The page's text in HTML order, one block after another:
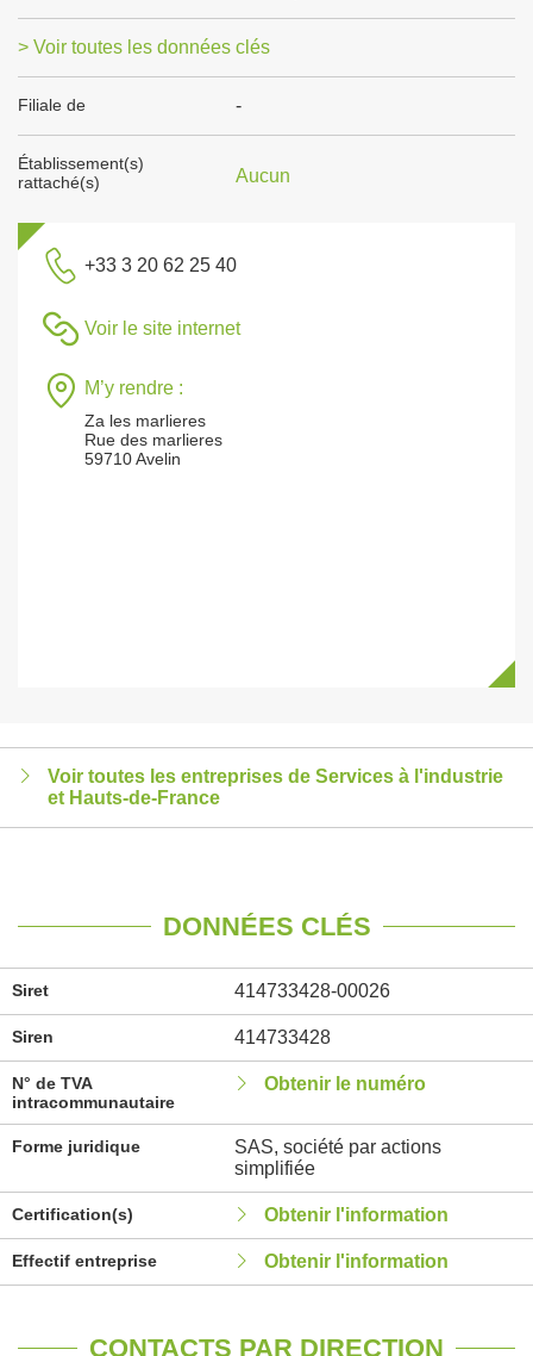
> Voir toutes les données clés
Filiale de -
Établissement(s)
rattaché(s)
Aucun
+33 3 20 62 25 40
Voir le site internet
M’y rendre :
Za les marlieres
Rue des marlieres
59710 Avelin
Voir toutes les entreprises de Services à l'industrie
et Hauts-de-France
DONNÉES CLÉS
Siret 414733428-00026
Siren 414733428
N° de TVA
intracommunautaire
Obtenir le numéro
Forme juridique
SAS, société par actions
simplifiée
Certification(s) Obtenir l'information
Effectif entreprise Obtenir l'information
CONTACTS PAR DIRECTION